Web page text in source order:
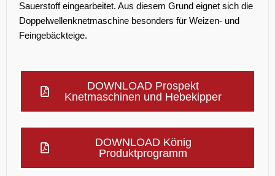
Sauerstoff eingearbeitet. Aus diesem Grund eignet sich die
Doppelwellenknetmaschine besonders für Weizen- und
Feingebäckteige.
DOWNLOAD Prospekt
Knetmaschinen und Hebekipper
DOWNLOAD König
Produktprogramm